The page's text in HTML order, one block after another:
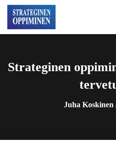
Strateginen
Juha Koskinen